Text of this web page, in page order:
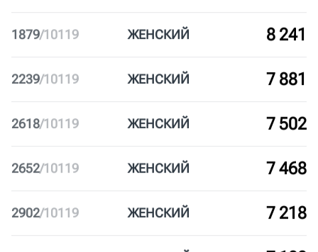
2822/11180 МУЖСКОЙ 8 359
2856/11180 МУЖСКОЙ 8 325
1879/10119 ЖЕНСКИЙ 8 241
2239/10119 ЖЕНСКИЙ 7 881
2618/10119 ЖЕНСКИЙ 7 502